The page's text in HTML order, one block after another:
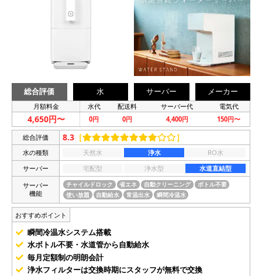
総合評価 水 サーバー メーカー
月額料金 水代 配送料 サーバー代 電気代
4,650円〜 0円 0円 4,400円 150円〜
総合評価 8.3 ［ ］
水の種類 天然水 浄水
RO水
サーバー
宅配型 浄水型
水道直結型
サーバー
機能
チャイルドロック 省エネ 自動クリーニング
ボトル不要
使い放題
自動給水 常温出水 瞬間冷温水
おすすめポイント
瞬間冷温水システム搭載
水ボトル不要・水道管から自動給水
毎月定額制の明朗会計
浄水フィルターは交換時期にスタッフが無料で交換